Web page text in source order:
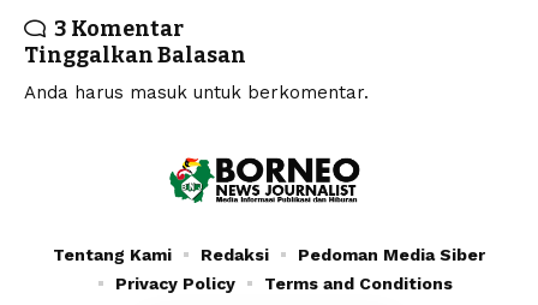
3 Komentar
Tinggalkan Balasan
Anda harus masuk untuk berkomentar.
Tentang Kami Redaksi
Pedoman Media Siber
Privacy Policy
Terms and Conditions